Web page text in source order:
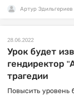
Артур Эдильгериев
28.06.2022
Урок будет
гендиректор
трагедии
Повысить уровень